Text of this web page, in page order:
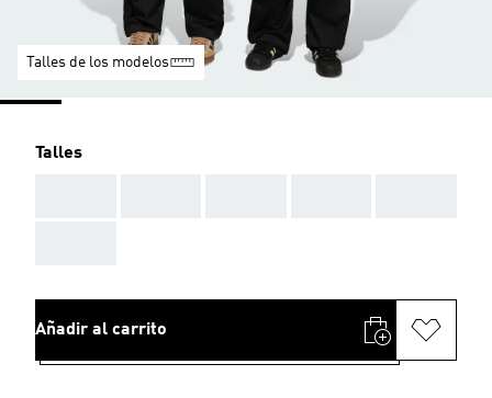
Talles de los modelos
Talles
Añadir al carrito